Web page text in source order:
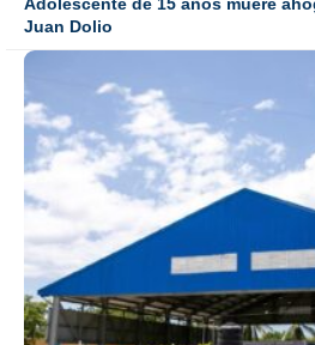
Juan Dolio